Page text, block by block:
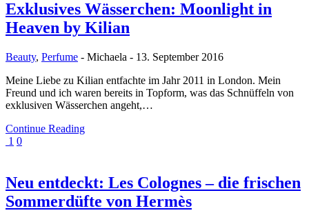
Exklusives Wässerchen: Moonlight in
Heaven by Kilian
Beauty, Perfume - Michaela - 13. September 2016
Meine Liebe zu Kilian entfachte im Jahr 2011 in London. Mein
Freund und ich waren bereits in Topform, was das Schnüffeln von
exklusiven Wässerchen angeht,…
Continue Reading
1 0
Neu entdeckt: Les Colognes – die frischen
Sommerdüfte von Hermès